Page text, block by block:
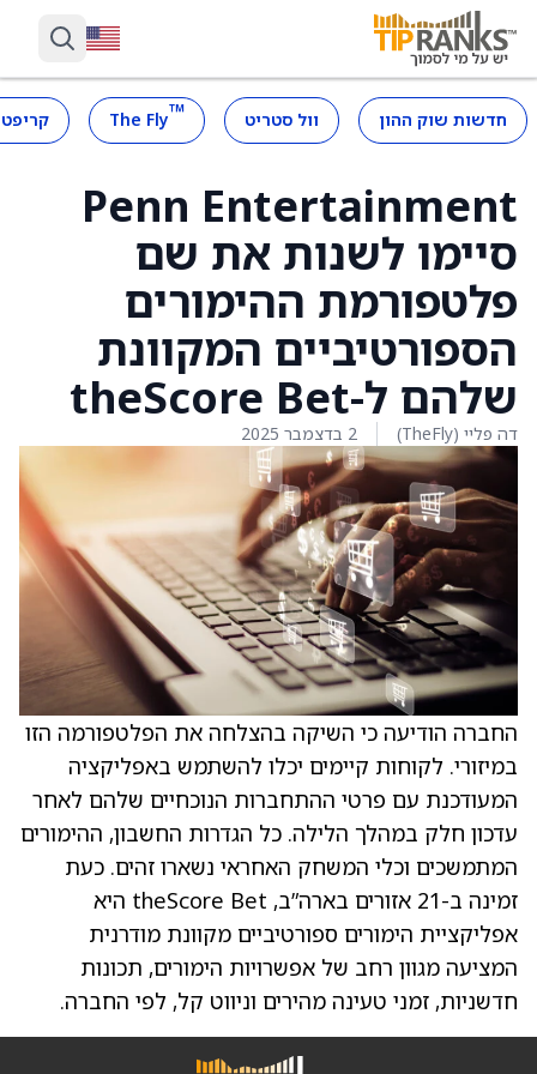
חדשות שוק ההון וול סטריט ™
The Fly
Penn Entertainment
סיימו לשנות את שם
פלטפורמת ההימורים
הספורטיביים המקוונת
שלהם ל-theScore Bet
דה פליי (TheFly) 2 בדצמבר 2025
החברה הודיעה כי השיקה בהצלחה את הפלטפורמה הזו
במיזורי. לקוחות קיימים יכלו להשתמש באפליקציה
המעודכנת עם פרטי ההתחברות הנוכחיים שלהם לאחר
עדכון חלק במהלך הלילה. כל הגדרות החשבון, ההימורים
המתמשכים וכלי המשחק האחראי נשארו זהים. כעת
זמינה ב-21 אזורים בארה”ב, theScore Bet היא
אפליקציית הימורים ספורטיביים מקוונת מודרנית
המציעה מגוון רחב של אפשרויות הימורים, תכונות
חדשניות, זמני טעינה מהירים וניווט קל, לפי החברה.